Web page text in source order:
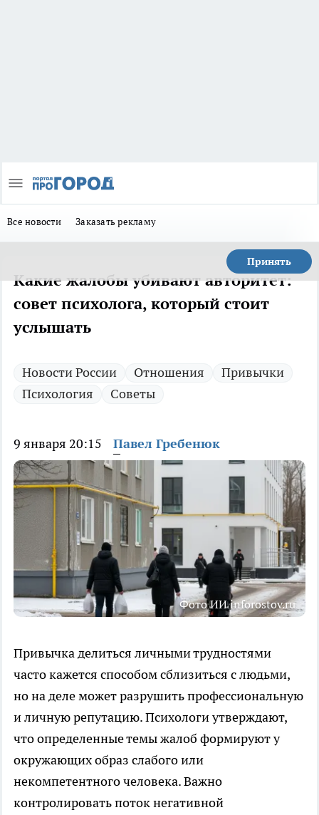
Все новости Заказать рекламу
Принять
Какие жалобы убивают авторитет:
совет психолога, который стоит
услышать
Новости России Отношения
Привычки
Психология
Советы
9 января 20:15 Павел Гребенюк
Фото ИИ inforostov.ru
Привычка делиться личными трудностями
часто кажется способом сблизиться с людьми,
но на деле может разрушить профессиональную
и личную репутацию. Психологи утверждают,
что определенные темы жалоб формируют у
окружающих образ слабого или
некомпетентного человека. Важно
контролировать поток негативной